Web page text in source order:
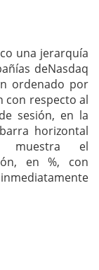
una jerarquía
deNasdaq
ordenado por
con respecto al
sesión, en la
horizontal
muestra el
en %, con